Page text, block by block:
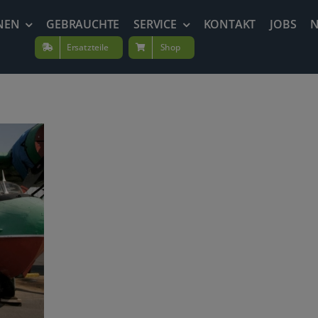
GEBRAUCHTE SERVICE KONTAKT JOBS
Ersatzteile Shop